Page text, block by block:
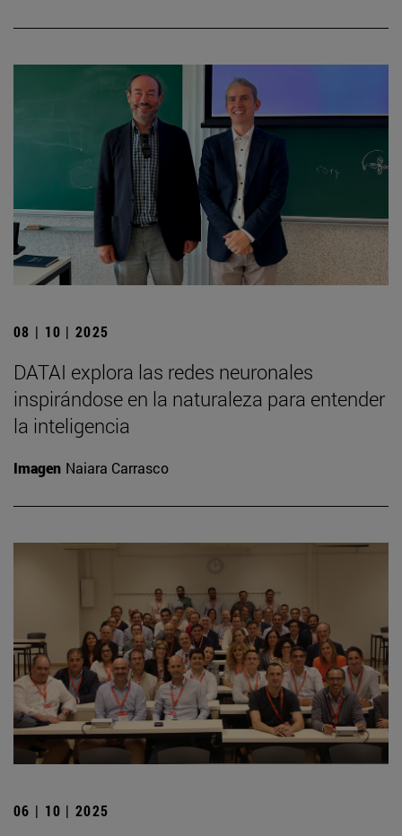
08 | 10 | 2025
DATAI explora las redes neuronales
inspirándose en la naturaleza para entender
la inteligencia
Imagen Naiara Carrasco
06 | 10 | 2025